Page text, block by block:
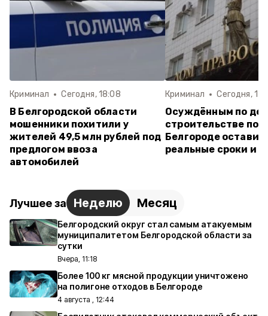
Криминал Сегодня, 18:08
В Белгородской области
мошенники похитили у
жителей 49,5 млн рублей под
предлогом ввоза
автомобилей
Криминал Сегодня,
Осуждённым по
строительстве
Белгороде
реальные сроки и
Лучшее за Неделю Месяц
Белгородский округ стал самым атакуемым
муниципалитетом Белгородской области за
сутки
Вчера, 11:18
Более 100 кг мясной продукции уничтожено
на полигоне отходов в Белгороде
4 августа , 12:44